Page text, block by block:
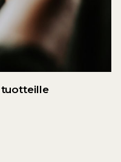
tuotteille